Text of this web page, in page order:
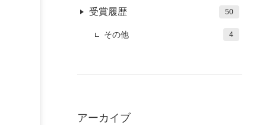
受賞履歴 50
その他 4
アーカイブ